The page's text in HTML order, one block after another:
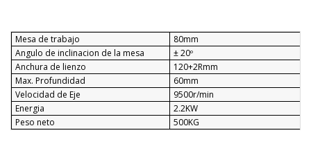
Mesa de trabajo
80mm
Angulo de inclinacion de la mesa
± 20º
Anchura de lienzo
120+2Rmm
Max. Profundidad
60mm
Velocidad de Eje
9500r/min
Energia
2.2KW
Peso neto
500KG